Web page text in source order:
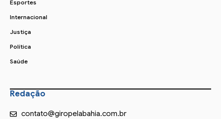
Esportes
Internacional
Justiça
Política
Saúde
Redação
contato@giropelabahia.com.br